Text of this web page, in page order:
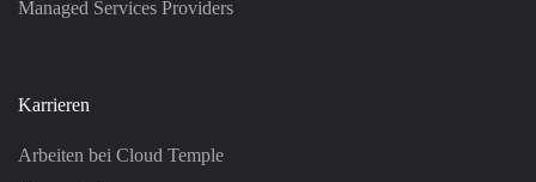
Managed Services Providers
Karrieren
Arbeiten bei Cloud Temple